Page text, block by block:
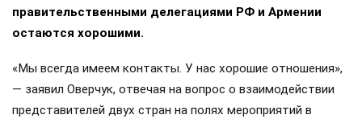
правительственными делегациями РФ и Армении
остаются хорошими.
«Мы всегда имеем контакты. У нас хорошие отношения»,
— заявил Оверчук, отвечая на вопрос о взаимодействии
представителей двух стран на полях мероприятий в